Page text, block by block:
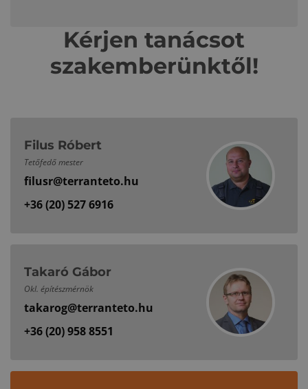
Kérjen tanácsot
szakemberünktől!
Filus Róbert
Tetőfedő mester
filusr@terranteto.hu
+36 (20) 527 6916
Takaró Gábor
Okl. építészmérnök
takarog@terranteto.hu
+36 (20) 958 8551